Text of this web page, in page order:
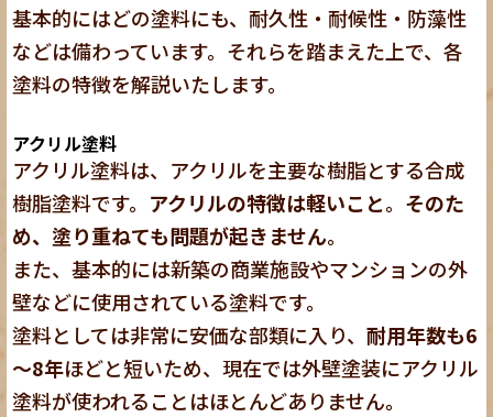
基本的にはどの塗料にも、耐久性・耐候性・防藻性
などは備わっています。それらを踏まえた上で、各
塗料の特徴を解説いたします。
アクリル塗料
アクリル塗料は、アクリルを主要な樹脂とする合成
樹脂塗料です。 アクリルの特徴は軽いこと。 そのた
め、塗り重ねても問題が起きません。
また、基本的には新築の商業施設やマンションの外
壁などに使用されている塗料です。
塗料としては非常に安価な部類に入り、耐用年数も6
～8年ほどと短いため、現在では外壁塗装にアクリル
塗料が使われることはほとんどありません。